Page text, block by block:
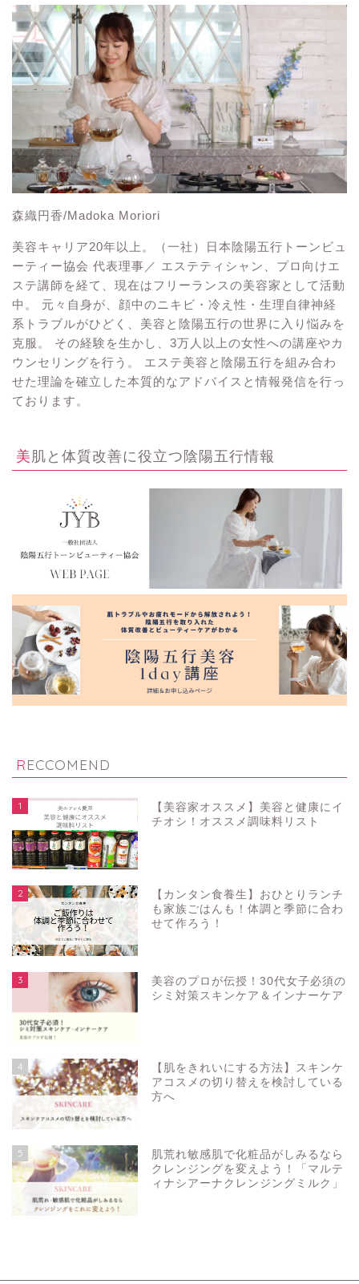
森織円香/Madoka Moriori
美容キャリア20年以上。（一社）日本陰陽五行トーンビュ
ーティー協会 代表理事／ エステティシャン、プロ向けエ
ステ講師を経て、現在はフリーランスの美容家として活動
中。 元々自身が、顔中のニキビ・冷え性・生理自律神経
系トラブルがひどく、美容と陰陽五行の世界に入り悩みを
克服。 その経験を生かし、3万人以上の女性への講座やカ
ウンセリングを行う。 エステ美容と陰陽五行を組み合わ
せた理論を確立した本質的なアドバイスと情報発信を行っ
ております。
美肌と体質改善に役立つ陰陽五行情報
RECCOMEND
1
【美容家オススメ】美容と健康にイ
チオシ！オススメ調味料リスト
2
【カンタン食養生】おひとりランチ
も家族ごはんも！体調と季節に合わ
せて作ろう！
3
美容のプロが伝授！30代女子必須の
シミ対策スキンケア＆インナーケア
4
【肌をきれいにする方法】スキンケ
アコスメの切り替えを検討している
方へ
5
肌荒れ敏感肌で化粧品がしみるなら
クレンジングを変えよう！「マルテ
ィナシアーナクレンジングミルク」